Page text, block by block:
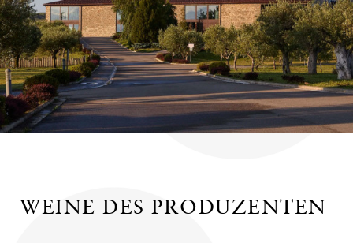
WEINE DES PRODUZENTEN